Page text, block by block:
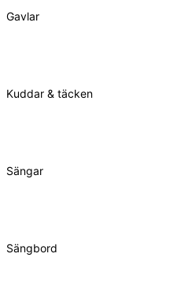
Gavlar
Kuddar & täcken
Sängar
Sängbord